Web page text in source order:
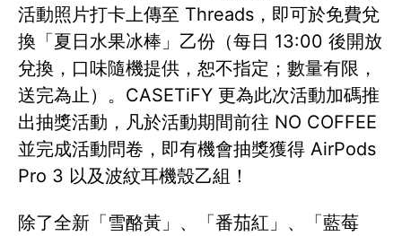
活動照片打卡上傳至 Threads，即可於免費兌
換「夏日水果冰棒」乙份（每日 13:00 後開放
兌換，口味隨機提供，恕不指定；數量有限，
送完為止）。CASETiFY 更為此次活動加碼推
出抽獎活動，凡於活動期間前往 NO COFFEE
並完成活動問卷，即有機會抽獎獲得 AirPods
Pro 3 以及波紋耳機殼乙組！
除了全新「雪酪黃」、「番茄紅」、「藍莓